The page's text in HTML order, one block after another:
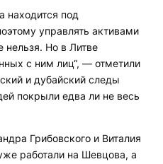
находится под
управлять активами
Но в Литве
с ним лиц“, — отметили
и дубайский следы
покрыли едва ли не весь
Грибовского и Виталия
работали на Шевцова, а